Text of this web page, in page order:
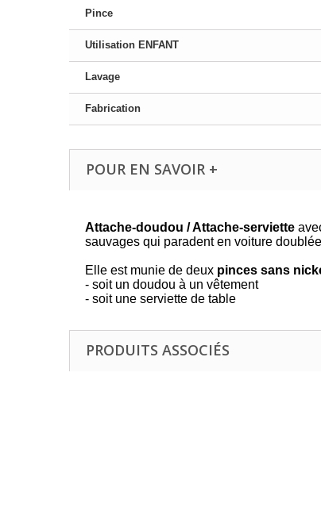
Pince
Utilisation ENFANT
Lavage
Fabrication
POUR EN SAVOIR +
Attache-doudou / Attache-serviette
sauvages qui paradent en voiture
Elle est munie de deux pinces sans
- soit un doudou à un vêtement
- soit une serviette de table
PRODUITS ASSOCIÉS